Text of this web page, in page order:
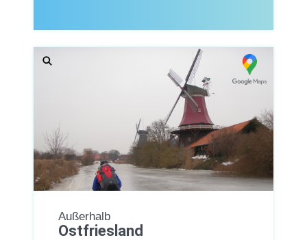
Außerhalb
Ostfriesland